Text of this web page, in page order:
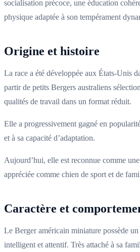
socialisation précoce, une éducation
physique adaptée à son tempérament
Origine et histoire
La race a été développée aux États-Unis
partir de petits Bergers australiens
qualités de travail dans un format réduit.
Elle a progressivement gagné en
et à sa capacité d’adaptation.
Aujourd’hui, elle est reconnue comme
appréciée comme chien de sport et de
Caractère et
Le Berger américain miniature possède
intelligent et attentif. Très attaché à sa